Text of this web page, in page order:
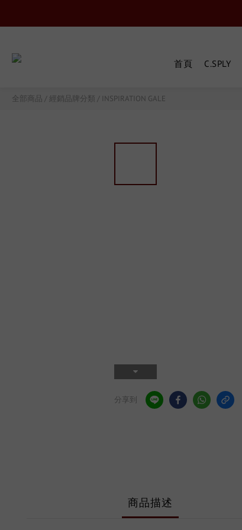
首頁 C.SPLY
全部商品 / 經銷品牌分類 / INSPIRATION GALE
分享到
商品描述